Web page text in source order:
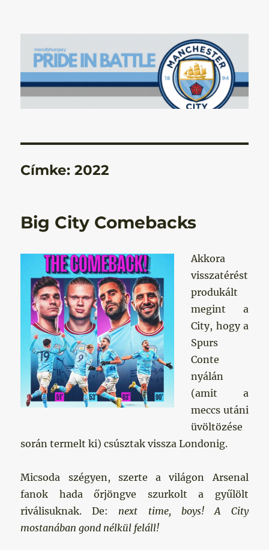
Manchester City Blog – Pride In
Battle
Címke:2022
Big City Comebacks
Akkora
visszatérést
produkált
megint a
City, hogy a
Spurs
Conte
nyálán
(amit a
meccs utáni
üvöltözése
során termelt ki) csúsztak vissza Londonig.
Micsoda szégyen, szerte a világon Arsenal
fanok hada őrjöngve szurkolt a gyűlölt
riválisuknak. De: next time, boys! A City
mostanában gond nélkül feláll!